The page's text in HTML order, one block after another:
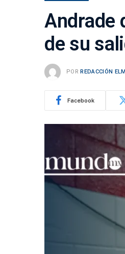
Andrade
de su
POR REDACCIÓN
Facebook